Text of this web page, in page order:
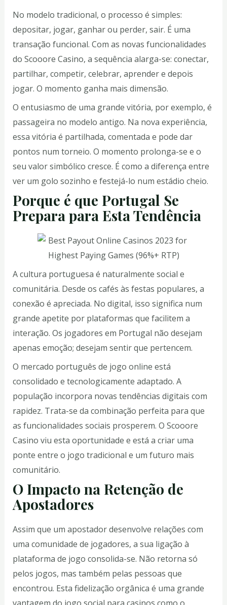
No modelo tradicional, o processo é simples:
depositar, jogar, ganhar ou perder, sair. É uma
transação funcional. Com as novas funcionalidades
do Scooore Casino, a sequência alarga-se: conectar,
partilhar, competir, celebrar, aprender e depois
jogar. O momento ganha mais dimensão.
O entusiasmo de uma grande vitória, por exemplo, é
passageira no modelo antigo. Na nova experiência,
essa vitória é partilhada, comentada e pode dar
pontos num torneio. O momento prolonga-se e o
seu valor simbólico cresce. É como a diferença entre
ver um golo sozinho e festejá-lo num estádio cheio.
Porque é que Portugal Se
Prepara para Esta Tendência
A cultura portuguesa é naturalmente social e
comunitária. Desde os cafés às festas populares, a
conexão é apreciada. No digital, isso significa num
grande apetite por plataformas que facilitem a
interação. Os jogadores em Portugal não desejam
apenas emoção; desejam sentir que pertencem.
O mercado português de jogo online está
consolidado e tecnologicamente adaptado. A
população incorpora novas tendências digitais com
rapidez. Trata-se da combinação perfeita para que
as funcionalidades sociais prosperem. O Scooore
Casino viu esta oportunidade e está a criar uma
ponte entre o jogo tradicional e um futuro mais
comunitário.
O Impacto na Retenção de
Apostadores
Assim que um apostador desenvolve relações com
uma comunidade de jogadores, a sua ligação à
plataforma de jogo consolida-se. Não retorna só
pelos jogos, mas também pelas pessoas que
encontrou. Esta fidelização orgânica é uma grande